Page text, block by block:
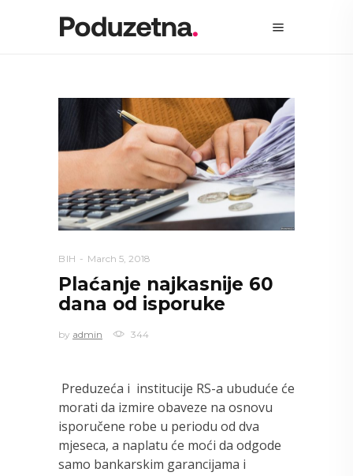
BIH March 5, 2018
Plaćanje najkasnije 60
dana od isporuke
by admin 344
Preduzeća i institucije RS-a ubuduće će
morati da izmire obaveze na osnovu
isporučene robe u periodu od dva
mjeseca, a naplatu će moći da odgode
samo bankarskim garancijama i